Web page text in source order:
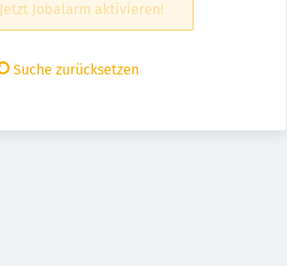
Jetzt Jobalarm aktivieren!
Suche zurücksetzen